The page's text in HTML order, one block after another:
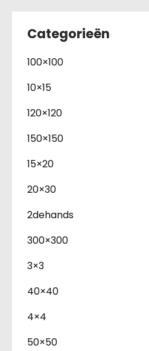
Categorieën
100×100
10×15
120×120
150×150
15×20
20×30
2dehands
300×300
3×3
40×40
4×4
50×50